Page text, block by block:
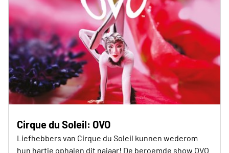
Cirque du Soleil: OVO
Liefhebbers van Cirque du Soleil kunnen wederom
hun hartje ophalen dit najaar! De beroemde show OVO